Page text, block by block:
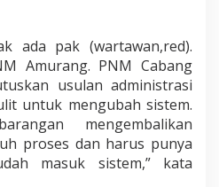
ada pak (wartawan,red).
Amurang. PNM Cabang
usulan administrasi
untuk mengubah sistem.
mengembalikan
proses dan harus punya
masuk sistem,” kata